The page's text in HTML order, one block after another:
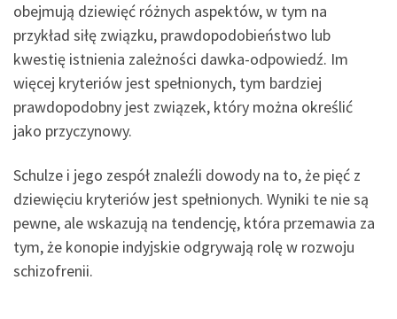
obejmują dziewięć różnych aspektów, w tym na
przykład siłę związku, prawdopodobieństwo lub
kwestię istnienia zależności dawka-odpowiedź. Im
więcej kryteriów jest spełnionych, tym bardziej
prawdopodobny jest związek, który można określić
jako przyczynowy.
Schulze i jego zespół znaleźli dowody na to, że pięć z
dziewięciu kryteriów jest spełnionych. Wyniki te nie są
pewne, ale wskazują na tendencję, która przemawia za
tym, że konopie indyjskie odgrywają rolę w rozwoju
schizofrenii.